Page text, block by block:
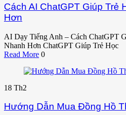
Cách AI ChatGPT Giúp Trẻ
Hơn
AI Dạy Tiếng Anh – Cách ChatGPT
Nhanh Hơn ChatGPT Giúp Trẻ Học
Read More 0
18 Th2
Hướng Dẫn Mua Đồng Hồ